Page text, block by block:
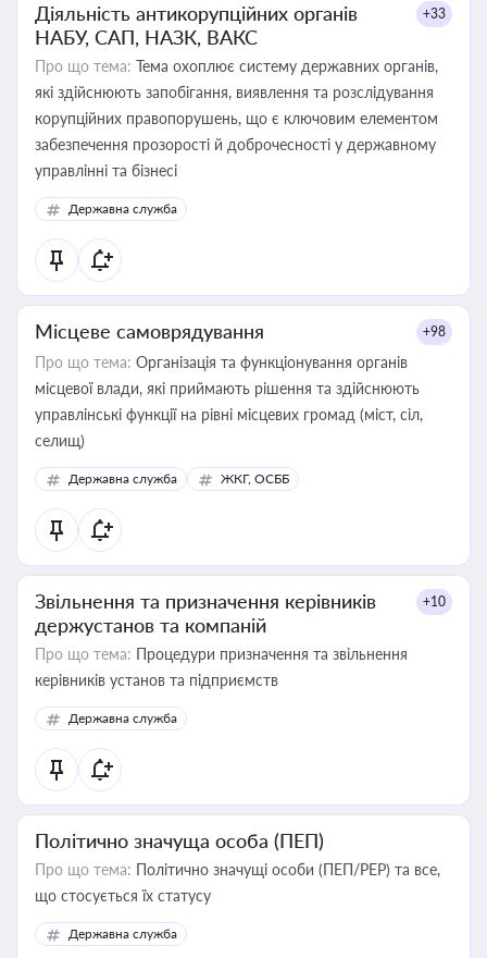
Діяльність антикорупційних органів
НАБУ, САП, НАЗК, ВАКС
+33
Про що тема: Тема охоплює систему державних органів,
які здійснюють запобігання, виявлення та розслідування
корупційних правопорушень, що є ключовим елементом
забезпечення прозорості й доброчесності у державному
управлінні та бізнесі
Державна служба
Місцеве самоврядування +98
Про що тема: Організація та функціонування органів
місцевої влади, які приймають рішення та здійснюють
управлінські функції на рівні місцевих громад (міст, сіл,
селищ)
Державна служба ЖКГ, ОСББ
Звільнення та призначення керівників
держустанов та компаній
+10
Про що тема: Процедури призначення та звільнення
керівників установ та підприємств
Державна служба
Політично значуща особа (ПЕП)
Про що тема: Політично значущі особи (ПЕП/PEP) та все,
що стосується їх статусу
Державна служба